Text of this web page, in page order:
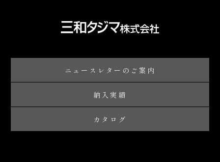
ニュースレターのご案内
納入実績
カタログ